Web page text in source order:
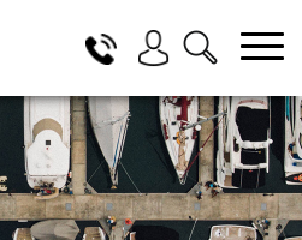
בחר תתקטגוריה